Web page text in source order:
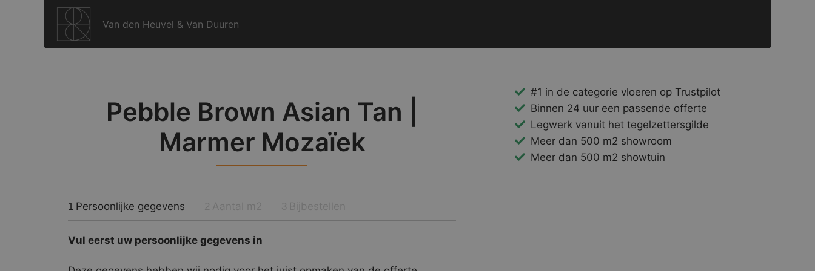
Van den Heuvel & Van Duuren
Pebble Brown Asian Tan |
Marmer Mozaïek
1 Persoonlijke gegevens
Vul eerst uw persoonlijke gegevens in
#1 in de categorie vloeren op Trustpilot
Binnen 24 uur een passende offerte
Legwerk vanuit het tegelzettersgilde
Meer dan 500 m2 showroom
Meer dan 500 m2 showtuin